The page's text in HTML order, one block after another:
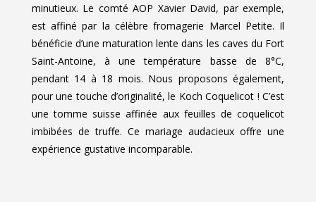
minutieux. Le comté AOP Xavier David, par exemple,
est affiné par la célèbre fromagerie Marcel Petite. Il
bénéficie d’une maturation lente dans les caves du Fort
Saint-Antoine, à une température basse de 8°C,
pendant 14 à 18 mois. Nous proposons également,
pour une touche d’originalité, le Koch Coquelicot ! C’est
une tomme suisse affinée aux feuilles de coquelicot
imbibées de truffe. Ce mariage audacieux offre une
expérience gustative incomparable.